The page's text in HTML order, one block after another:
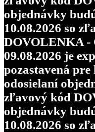
objednávky
10.08.2026 so
DOVOLENKA -
09.08.2026 je
pozastavená
odosielaní
zľavový kód
objednávky
10.08.2026 so